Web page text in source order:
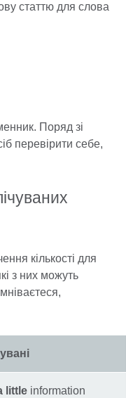
статтю для слова
Поряд зі
перевірити себе,
кількості для
з них можуть
little information